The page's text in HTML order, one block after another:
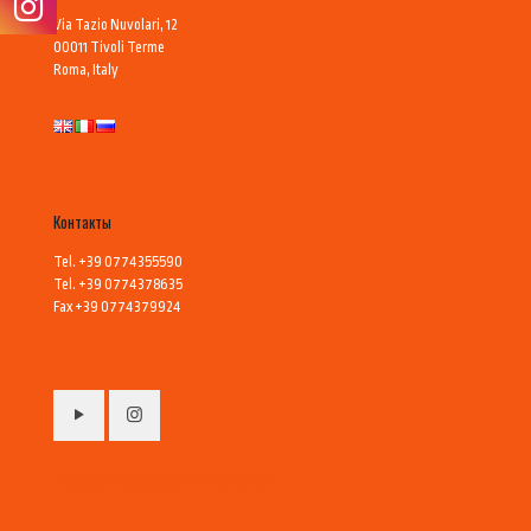
Via Tazio Nuvolari, 12
00011 Tivoli Terme
Roma, Italy
Контакты
Tel. +39 0774355590
Tel. +39 0774378635
Fax +39 0774379924